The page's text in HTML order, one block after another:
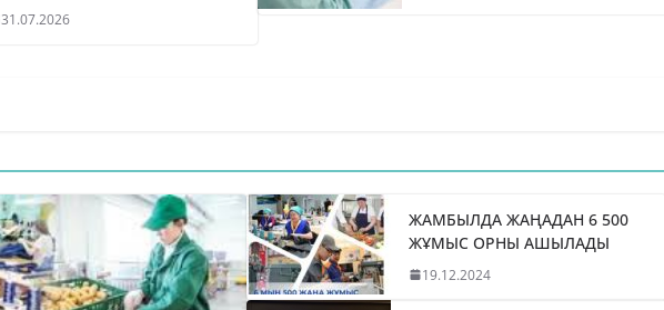
31.07.2026
ЖАМБЫЛДА ЖАҢАДАН 6 500
ЖҰМЫС ОРНЫ АШЫЛАДЫ
19.12.2024